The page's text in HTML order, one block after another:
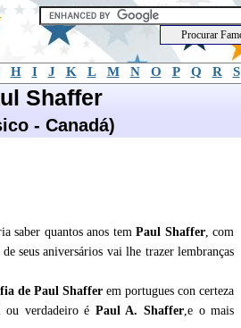
H I J K L M N O P Q R S
Shaffer
- Canadá)
saber quantos anos tem Paul Shaffer, com
seus aniversários vai lhe trazer lembranças
de Paul Shaffer em portugues con certeza
ou verdadeiro é Paul A. Shaffer,e o mais